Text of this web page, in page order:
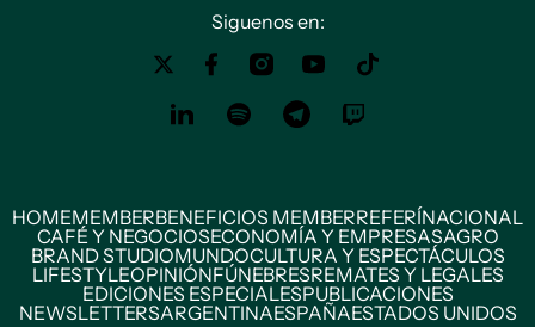
Siguenos en:
HOMEMEMBERBENEFICIOS MEMBERREFERÍNACIONAL
CAFÉ Y NEGOCIOSECONOMÍA Y EMPRESASAGRO
BRAND STUDIOMUNDOCULTURA Y ESPECTÁCULOS
LIFESTYLEOPINIÓNFÚNEBRESREMATES Y LEGALES
EDICIONES ESPECIALESPUBLICACIONES
NEWSLETTERSARGENTINAESPAÑAESTADOS UNIDOS